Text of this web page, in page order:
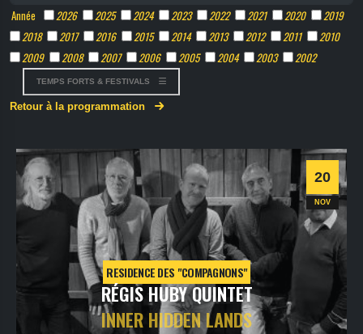
Année 2026 2025 2024 2023 2022 2021 2020
2019
2018
2017 2016 2015 2014 2013 2012 2011
2010
2009
2008 2007 2006 2005 2004 2003 2002
TEMPS FORTS & FESTIVALS
Retour à la programmation
20
NOV
RESIDENCE DES "COMPAGNONS"
RÉGIS HUBY QUINTET
INNER HIDDEN LANDS